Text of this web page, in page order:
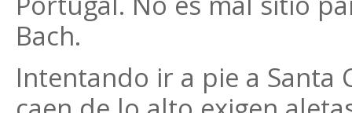
Bach.
Intentando ir a pie a Santa